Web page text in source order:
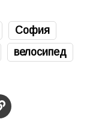
София
велосипед